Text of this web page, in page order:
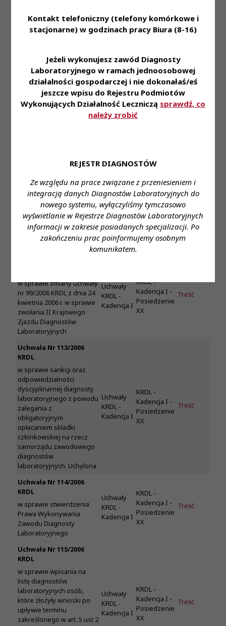
Kontakt telefoniczny (telefony komórkowe i
stacjonarne) w godzinach pracy Biura (8-16)
Jeżeli wykonujesz zawód Diagnosty
Laboratoryjnego w ramach jednoosobowej
działalności gospodarczej i nie dokonałaś/eś
jeszcze wpisu do Rejestru Podmiotów
Wykonujących Działalność Leczniczą sprawdź, co
należy zrobić
REJESTR DIAGNOSTÓW
Ze względu na prace związane z przeniesieniem i
integracją danych Diagnostów Laboratoryjnych do
nowego systemu, wyłączyliśmy tymczasowo
wyświetlanie w Rejestrze Diagnostów Laboratoryjnych
informacji w zakresie posiadanych specjalizacji. Po
zakończeniu prac poinformujemy osobnym
komunikatem.
Uchwała Nr 109/2006
KRDL
listę diagnostów
laboratoryjnych osób,
które złożyły wnioski po
upływie terminu
zakreślonego w art. 5 ust 2
ustawy z dnia 28 sierpnia
2003 r.o zmianie ustawy o
Uchwały
KRDL -
Kadencja I
KRDL -
Kadencja I -
Posiedzenie
XVIII
Treść
Prawa Wykonywania
Zawodu Diagnosty
Laboratoryjnego
Uchwały
Kadencja I
KRDL -
Kadencja I -
Posiedzenie
XIX
Uchwała Nr 111/2006
Uchwały
KRDL -
Kadencja I
KRDL -
Kadencja I -
Posiedzenie
XIX
Treść
w sprawie zmiany uchwały
nr 99/2006 KRDL z dnia 24
kwietnia 2006 r. w sprawie
zwołania II Krajowego
Zjazdu Diagnostów
Laboratoryjnych
Uchwały
KRDL -
Kadencja I
KRDL -
Kadencja I -
Posiedzenie
XX
Treść
Uchwała Nr 113/2006
KRDL
w sprawie sankcji oraz
odpowiedzialności
dyscyplinarnej diagnosty
laboratoryjnego z powodu
zalegania z
obligatoryjnym
opłacaniem składki
członkowskiej na rzecz
samorządu zawodowego
diagnostów
laboratoryjnych. Uchylona
Uchwały
KRDL -
Kadencja I
KRDL -
Kadencja I -
Posiedzenie
XX
Treść
Uchwała Nr 114/2006
KRDL
w sprawie stwierdzenia
Prawa Wykonywania
Zawodu Diagnosty
Laboratoryjnego
Uchwały
KRDL -
Kadencja I
KRDL -
Kadencja I -
Posiedzenie
XX
Treść
Uchwała Nr 115/2006
KRDL
w sprawie wpisania na
listę diagnostów
laboratoryjnych osób,
które złożyły wnioski po
upływie terminu
zakreślonego w art. 5 ust 2
Uchwały
KRDL -
Kadencja I
KRDL -
Kadencja I -
Posiedzenie
XX
Treść